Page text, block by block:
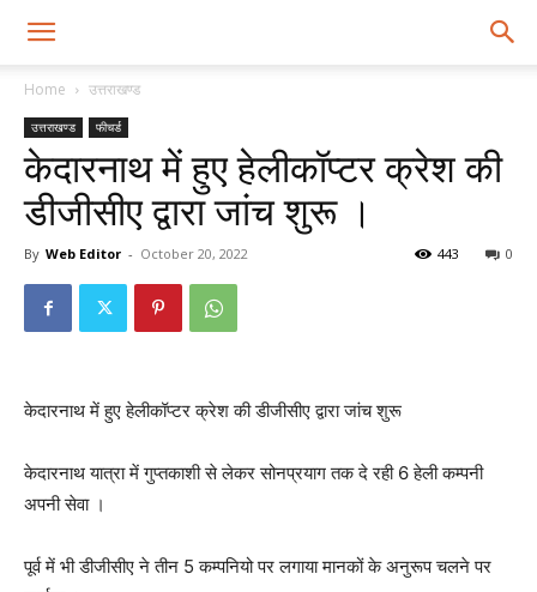
Home उत्तराखण्ड
उत्तराखण्ड फीचर्ड
केदारनाथ में हुए हेलीकॉप्टर क्रेश की
डीजीसीए द्वारा जांच शुरू ।
By Web Editor - October 20, 2022 0
443
केदारनाथ में हुए हेलीकॉप्टर क्रेश की डीजीसीए द्वारा जांच शुरू
केदारनाथ यात्रा में गुप्तकाशी से लेकर सोनप्रयाग तक दे रही 6 हेली कम्पनी
अपनी सेवा ।
पूर्व में भी डीजीसीए ने तीन 5 कम्पनियो पर लगाया मानकों के अनुरूप चलने पर